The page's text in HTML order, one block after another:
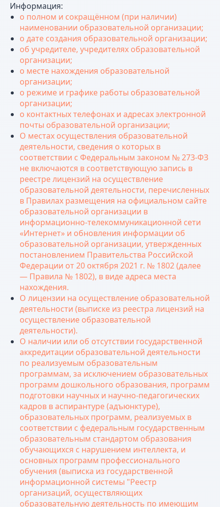
Информация:
о полном и сокращённом (при наличии)
наименовании образовательной организации;
о дате создания образовательной организации;
об учредителе, учредителях образовательной
организации;
о месте нахождения образовательной
организации;
о режиме и графике работы образовательной
организации;
о контактных телефонах и адресах электронной
почты образовательной организации;
О местах осуществления образовательной
деятельности, сведения о которых в
соответствии с Федеральным законом № 273-ФЗ
не включаются в соответствующую запись в
реестре лицензий на осуществление
образовательной деятельности, перечисленных
в Правилах размещения на официальном сайте
образовательной организации в
информационно-телекоммуникационной сети
«Интернет» и обновления информации об
образовательной организации, утвержденных
постановлением Правительства Российской
Федерации от 20 октября 2021 г. № 1802 (далее
— Правила № 1802), в виде адреса места
нахождения.
О лицензии на осуществление образовательной
деятельности (выписке из реестра лицензий на
осуществление образовательной
деятельности).
О наличии или об отсутствии государственной
аккредитации образовательной деятельности
по реализуемым образовательным
программам, за исключением образовательных
программ дошкольного образования, программ
подготовки научных и научно-педагогических
кадров в аспирантуре (адъюнктуре),
образовательных программ, реализуемых в
соответствии с федеральным государственным
образовательным стандартом образования
обучающихся с нарушением интеллекта, и
основных программ профессионального
обучения (выписка из государственной
информационной системы "Реестр
организаций, осуществляющих
образовательную деятельность по имеющим